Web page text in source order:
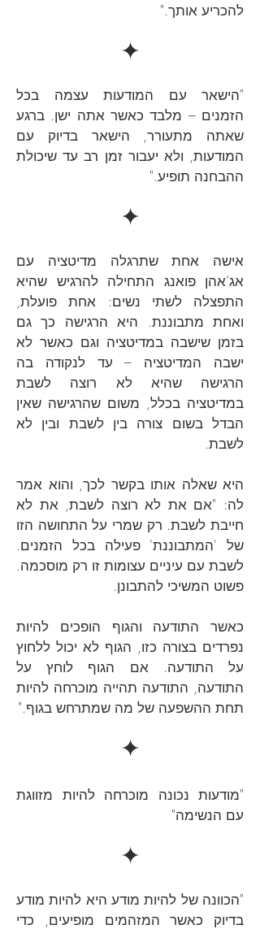
להכריע אותך."
✦
"הישאר עם המודעות עצמה בכל
הזמנים – מלבד כאשר אתה ישן. ברגע
שאתה מתעורר, הישאר בדיוק עם
המודעות, ולא יעבור זמן רב עד שיכולת
ההבחנה תופיע."
✦
אישה אחת שתרגלה מדיטציה עם
אג’אהן פואנג התחילה להרגיש שהיא
התפצלה לשתי נשים: אחת פועלת,
ואחת מתבוננת. היא הרגישה כך גם
בזמן שישבה במדיטציה וגם כאשר לא
ישבה המדיטציה – עד לנקודה בה
הרגישה שהיא לא רוצה לשבת
במדיטציה בכלל, משום שהרגישה שאין
הבדל בשום צורה בין לשבת ובין לא
לשבת.
היא שאלה אותו בקשר לכך, והוא אמר
לה: "אם את לא רוצה לשבת, את לא
חייבת לשבת. רק שמרי על התחושה הזו
של 'המתבוננת' פעילה בכל הזמנים.
לשבת עם עיניים עצומות זו רק מוסכמה.
פשוט המשיכי להתבונן.
כאשר התודעה והגוף הופכים להיות
נפרדים בצורה כזו, הגוף לא יכול ללחוץ
על התודעה. אם הגוף לוחץ על
התודעה, התודעה תהייה מוכרחה להיות
תחת ההשפעה של מה שמתרחש בגוף."
✦
"מודעות נכונה מוכרחה להיות מזווגת
עם הנשימה"
✦
"הכוונה של להיות מודע היא להיות מודע
בדיוק כאשר המזהמים מופיעים, כדי